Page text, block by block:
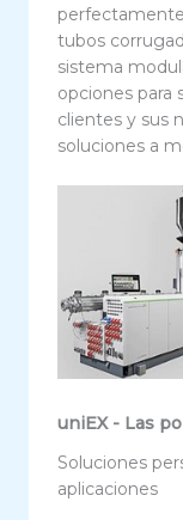
tubos
sistema
opciones para
clientes y sus
soluciones a
uniEX - Las
Soluciones
aplicaciones